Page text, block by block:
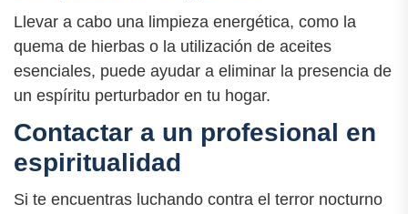
Llevar a cabo una limpieza energética, como la
quema de hierbas o la utilización de aceites
esenciales, puede ayudar a eliminar la presencia de
un espíritu perturbador en tu hogar.
Contactar a un profesional en
espiritualidad
Si te encuentras luchando contra el terror nocturno